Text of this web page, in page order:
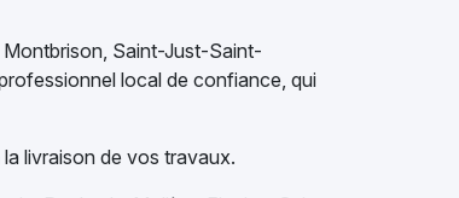
Saint-Just-Saint-
local de confiance, qui
livraison de vos travaux.